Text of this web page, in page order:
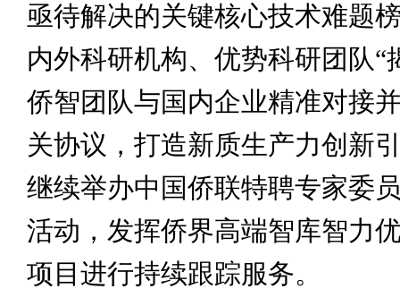
亟待解决的关键核心技术难题
内外科研机构、优势科研团队“
侨智团队与国内企业精准对接
关协议，打造新质生产力创新
继续举办中国侨联特聘专家委
活动，发挥侨界高端智库智力
项目进行持续跟踪服务。